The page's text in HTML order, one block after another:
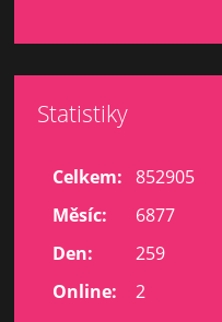
Statistiky
Online: 2
Celkem: 852905
Měsíc:
6877
Den:
259